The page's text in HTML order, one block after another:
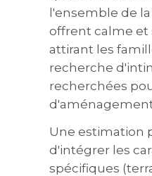
l'ensemble de
offrent calme et
attirant les
recherche
recherchées
Une estimation
d'intégrer les
spécifiques